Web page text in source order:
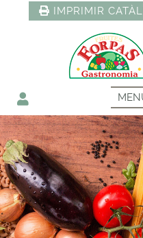
IMPRIMIR